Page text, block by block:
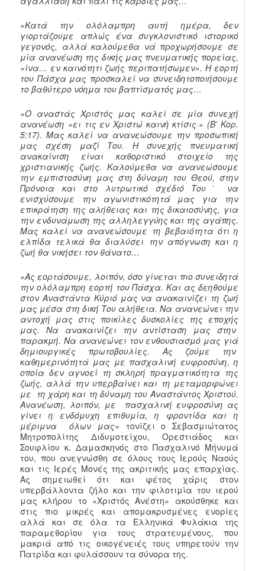
»Κατά την ολόλαμπρη αυτή ημέρα, δεν
γιορτάζουμε απλώς ένα συγκλονιστικό ιστορικό
γεγονός, αλλά καλούμεθα νά προχωρήσουμε σε
μία ανανέωση της δικής μας πνευματικής πορείας,
«ίνα… εν καινότητι ζωής περιπατήσωμεν». Η εορτή
του Πάσχα μας προσκαλεί να συνειδητοποιήσουμε
το βαθύτερο νόημα του βαπτίσματός μας…
»Ο αναστάς Χριστός μας καλεί σε μία συνεχή
ανανέωση «ει τις εν Χριστώ καινὴ κτίσις·» (Β’ Κορ.
5:17). Μας καλεί να ανανεώσουμε την προσωπική
μας σχέση μαζί Του. Η συνεχής πνευματική
ανακαίνιση είναι καθοριστικό στοιχείο της
χριστιανικής ζωής. Καλούμεθα να ανανεώσουμε
την εμπιστοσύνη μας στη δύναμη του Θεού, στην
Πρόνοια και στο λυτρωτικό σχέδιό Του˙ να
ενισχύσουμε την αγωνιστικότητά μας για την
επικράτηση της αλήθειας και της δικαιοσύνης, για
την ενδυνάμωση της αλληλεγγύης και της αγάπης.
Μας καλεί να ανανεώσουμε τη βεβαιότητα ότι η
ελπίδα τελικά θα διαλύσει την απόγνωση και η
ζωή θα νικήσει τον θάνατο…
»Ας εορτάσουμε, λοιπόν, όσο γίνεται πιο συνειδητά
την ολόλαμπρη εορτή του Πάσχα. Και ας δεηθούμε
στον Αναστάντα Κύριό μας να ανακαινίζει τη ζωή
μας μέσα στη δική Του αλήθεια. Να ανανεώνει την
αντοχή μας στις ποικίλες δυσκολίες της εποχής
μας. Να ανακαινίζει την αντίσταση μας στην
παρακμή. Να ανανεώνει τον ενθουσιασμό μας γιά
δημιουργικές πρωτοβουλίες. Ας ζούμε την
καθημερινότητά μας με πασχαλινή ευφροσύνη, η
οποία δεν αγνοεί τη σκληρή πραγματικότητα της
ζωής, αλλά την υπερβαίνει και τη μεταμορφώνει
με τη χάρη και τη δύναμη του Αναστάντος Χριστού.
Ανανέωση, λοιπόν, με πασχαλινή ευφροσύνη ας
γίνει η ενδόμυχη επιθυμία, η φροντίδα και η
μέριμνα όλων μας» τονίζει ο Σεβασμιώτατος
Μητροπολίτης Διδυμοτείχου, Ορεστιάδος και
Σουφλίου κ. Δαμασκηνός στο Πασχαλινό Μήνυμά
του, που ανεγνώσθη σε όλους τους Ιερούς Ναούς
και τις Ιερές Μονές της ακριτικής μας επαρχίας.
Ας σημειωθεί ότι και φέτος χάρις στον
υπερβάλλοντα ζήλο και την φιλοτιμία του ιερού
μας κλήρου το «Χριστός Ανέστη» ακούσθηκε και
στις πιο μικρές και απομακρυσμένες ενορίες
αλλά και σε όλα τα Ελληνικά Φυλάκια της
παραμεθορίου για τους στρατευμένους, που
μακριά από τις οικογένειές τους υπηρετούν την
Πατρίδα και φυλάσσουν τα σύνορα της.